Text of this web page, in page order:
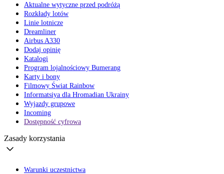
Aktualne wytyczne przed podróżą
Rozkłady lotów
Linie lotnicze
Dreamliner
Airbus A330
Dodaj opinię
Katalogi
Program lojalnościowy Bumerang
Karty i bony
Filmowy Świat Rainbow
Informatsiya dla Hromadian Ukrainy
Wyjazdy grupowe
Incoming
Dostępność cyfrowa
Zasady korzystania
Warunki uczestnictwa